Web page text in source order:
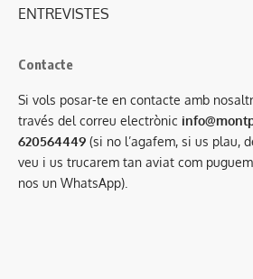
ENTREVISTES
Contacte
Si vols posar-te en contacte amb
través del correu electrònic
620564449 (si no l’agafem, si us plau,
veu i us trucarem tan aviat com
nos un WhatsApp).